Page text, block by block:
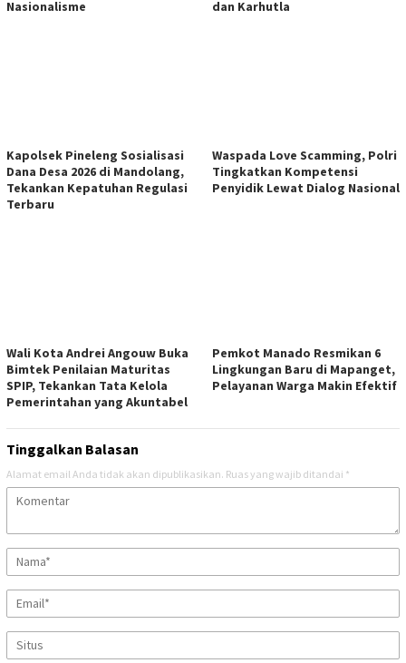
Nasionalisme dan Karhutla
Kapolsek Pineleng Sosialisasi
Dana Desa 2026 di Mandolang,
Tekankan Kepatuhan Regulasi
Terbaru
Waspada Love Scamming, Polri
Tingkatkan Kompetensi
Penyidik Lewat Dialog Nasional
Wali Kota Andrei Angouw Buka
Bimtek Penilaian Maturitas
SPIP, Tekankan Tata Kelola
Pemerintahan yang Akuntabel
Pemkot Manado Resmikan 6
Lingkungan Baru di Mapanget,
Pelayanan Warga Makin Efektif
Tinggalkan Balasan
Alamat email Anda tidak akan dipublikasikan. Ruas yang wajib ditandai *